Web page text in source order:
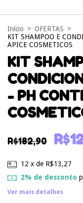
Início > OFERTAS >
KIT SHAMPOO E
APICE COSMETICOS
KIT
- PH
R$182,90
12 x de R$13,27
2% de desconto
Ver mais detalhes